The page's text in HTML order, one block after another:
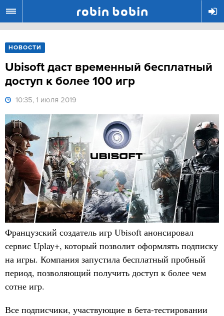
НОВОСТИ
Ubisoft даст временный бесплатный
доступ к более 100 игр
10:35, 1 июля 2019
Французский создатель игр Ubisoft анонсировал
сервис Uplay+, который позволит оформлять подписку
на игры. Компания запустила бесплатный пробный
период, позволяющий получить доступ к более чем
сотне игр.
Все подписчики, участвующие в бета-тестировании